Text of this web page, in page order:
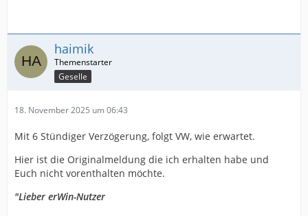
haimik
Geselle
18. November 2025 um 06:43
Mit 6 Stündiger Verzögerung, folgt VW, wie erwartet.
Hier ist die Originalmeldung die ich erhalten habe und
Euch nicht vorenthalten möchte.
"Lieber erWin-Nutzer